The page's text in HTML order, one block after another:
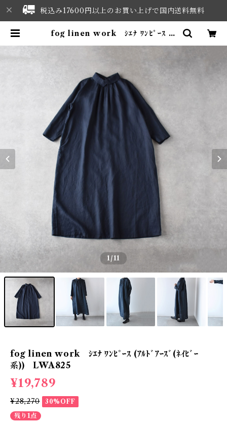
税込み17600円以上のお買い上げで国内送料無料
fog linen work ｼｴﾅ ﾜﾝﾋﾟｰｽ (ｱ
1/11
fog linen work ｼｴﾅ ﾜﾝﾋﾟｰｽ (ｱﾙﾄﾞｱｰｽﾞ(ﾈｲﾋﾞｰ
系)) LWA825
¥19,789
¥28,270
30%OFF
残り1点